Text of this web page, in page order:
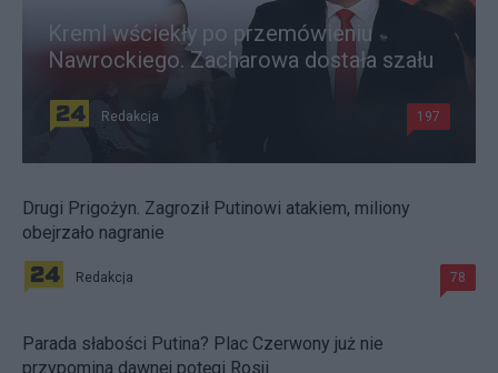
Kreml wściekły po przemówieniu
Nawrockiego. Zacharowa dostała szału
Redakcja 197
Drugi Prigożyn. Zagroził Putinowi atakiem, miliony
obejrzało nagranie
Redakcja 78
Parada słabości Putina? Plac Czerwony już nie
przypomina dawnej potęgi Rosji